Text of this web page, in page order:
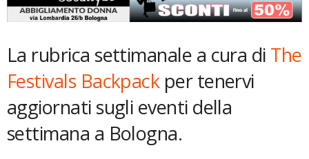
La rubrica settimanale a cura di The
Festivals Backpackper tenervi
aggiornati sugli eventi della
settimana a Bologna.